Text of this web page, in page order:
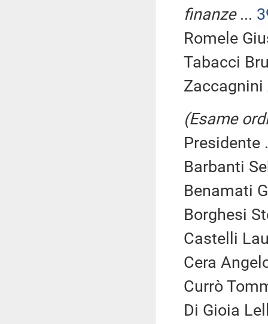
finanze...
Romele
Tabacci
(Esame
Presidente
Barbanti
Benamati
Borghesi
Castelli
Cera
Currò
Di Gioia